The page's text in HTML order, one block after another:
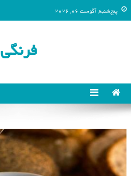
پنج‌شنبه, آگوست 06, 2026
فرنگی